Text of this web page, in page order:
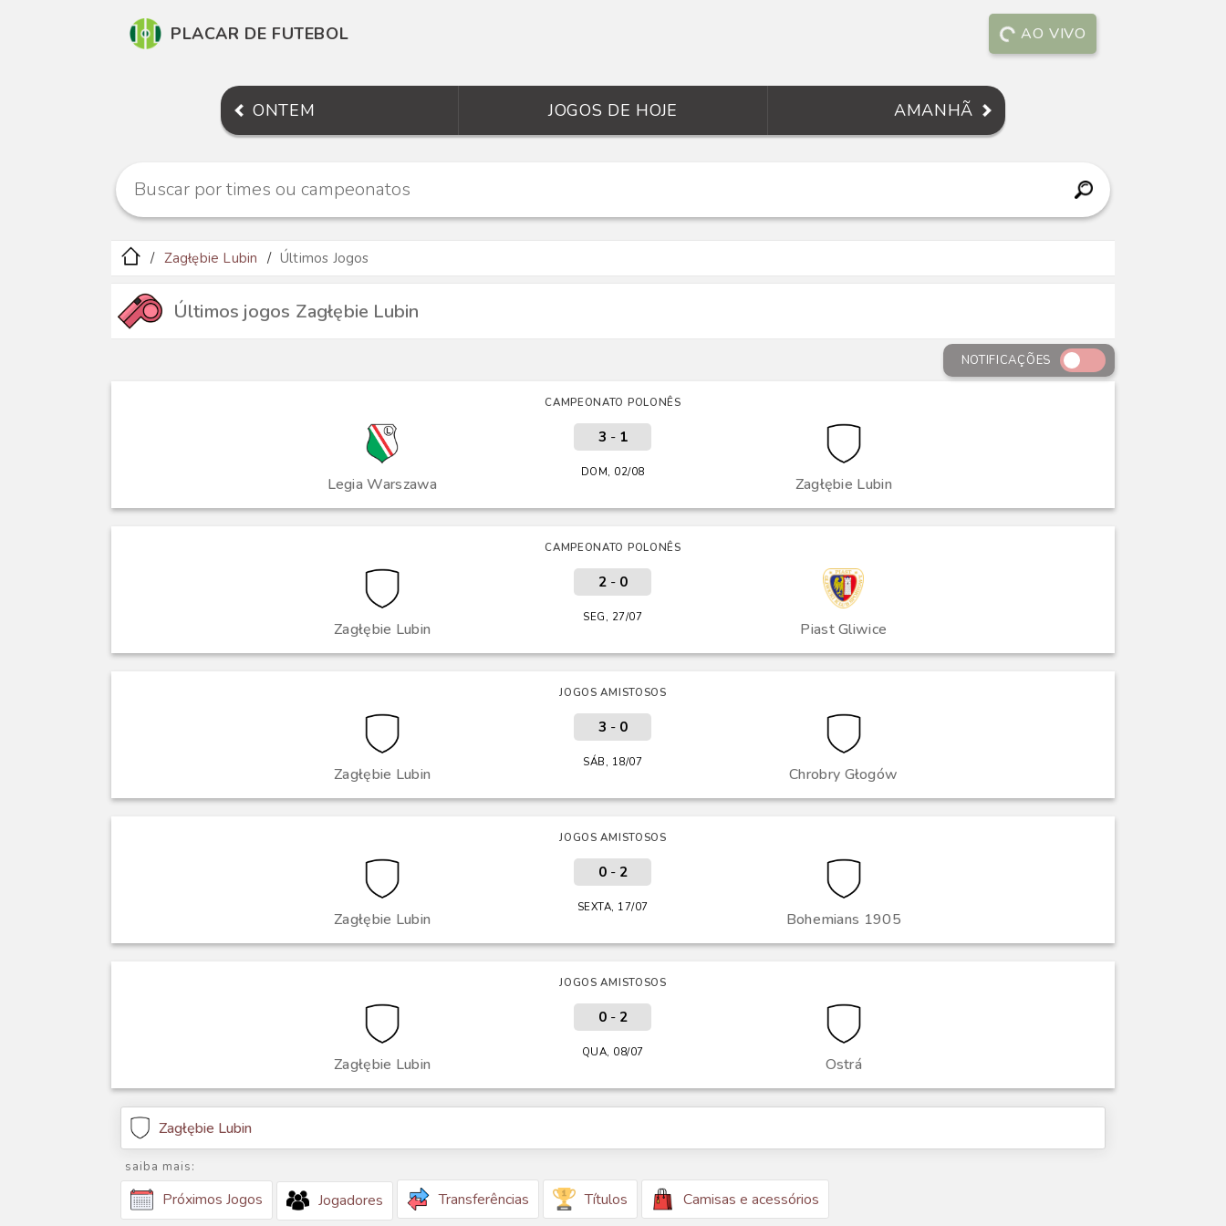
PLACAR DE FUTEBOL AO VIVO
ONTEM JOGOS DE HOJE AMANHÃ
Zagłębie Lubin Últimos Jogos
Últimos jogos Zagłębie Lubin
NOTIFICAÇÕES
CAMPEONATO POLONÊS
Legia Warszawa Zagłębie Lubin
3 - 1
DOM, 02/08
CAMPEONATO POLONÊS
Zagłębie Lubin Piast Gliwice
2- 0
SEG, 27/07
JOGOS AMISTOSOS
Zagłębie Lubin Chrobry Głogów
3 - 0
SÁB, 18/07
JOGOS AMISTOSOS
Zagłębie Lubin Bohemians 1905
0- 2
SEXTA, 17/07
JOGOS AMISTOSOS
Zagłębie Lubin Ostrá
0- 2
QUA, 08/07
Zagłębie Lubin
saiba mais:
Próximos Jogos Jogadores Transferências Títulos Camisas e acessórios